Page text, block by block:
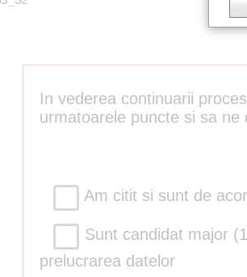
In vederea continuarii
urmatoarele puncte si sa
Am citit si sunt de
Sunt candidat major
prelucrarea datelor